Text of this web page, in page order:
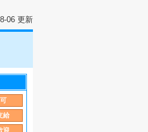
06 更新
給
迎